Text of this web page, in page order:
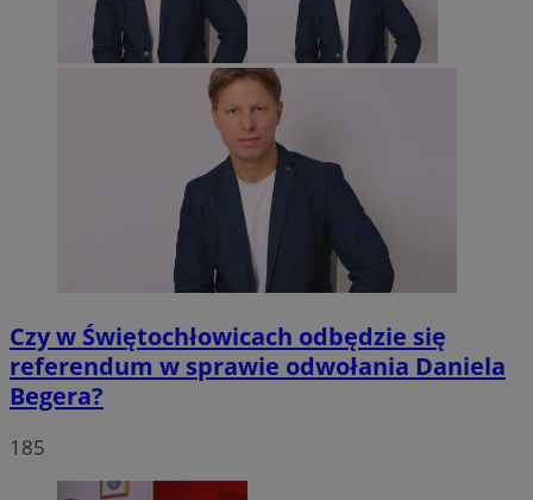
Czy w Świętochłowicach odbędzie się
referendum w sprawie odwołania Daniela
Begera?
185